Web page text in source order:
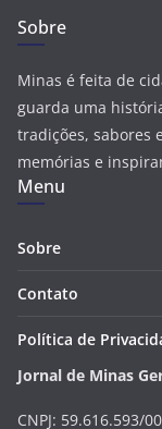
Sobre
Minas é feita de
guarda uma
tradições, sabores
memórias e
Menu
Sobre
Contato
Política de
Jornal de Minas
CNPJ: 59.616.593/